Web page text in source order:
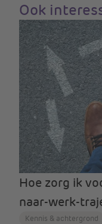
Ook
Hoe zorg ik
naar-werk-
Kennis & achtergrond